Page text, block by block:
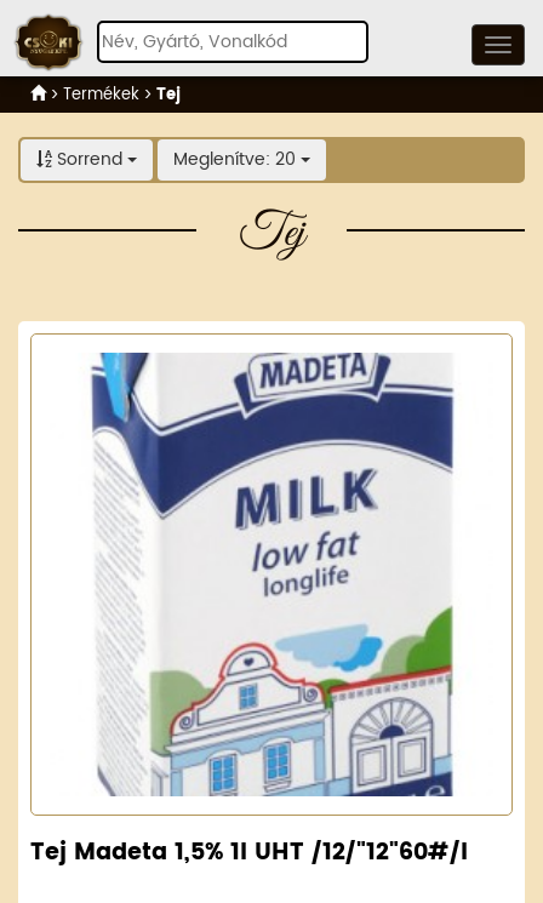
Termékek Tej
Sorrend Meglenítve: 20
Tej
Tej Madeta 1,5% 1l UHT /12/"12"60#/l